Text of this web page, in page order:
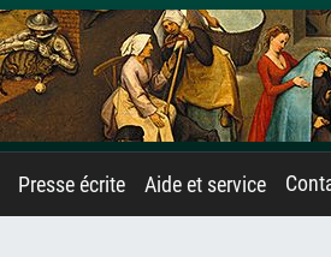
Presse écrite Aide et service